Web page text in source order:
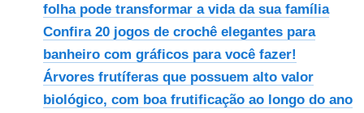
folha pode transformar a vida da sua família
Confira 20 jogos de crochê elegantes para
banheiro com gráficos para você fazer!
Árvores frutíferas que possuem alto valor
biológico, com boa frutificação ao longo do ano